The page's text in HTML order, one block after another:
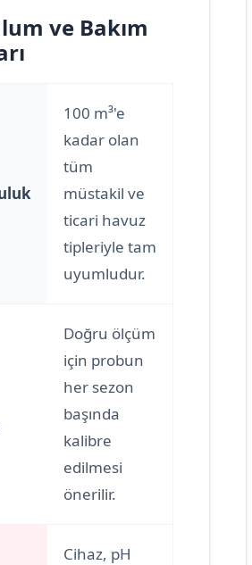
ve Bakım
100 m³'e
kadar olan
tüm
müstakil ve
ticari havuz
tipleriyle tam
uyumludur.
Doğru ölçüm
için probun
her sezon
başında
kalibre
edilmesi
önerilir.
Cihaz, pH